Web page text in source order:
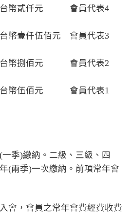
台幣貳仟元 會員代表4
幣壹仟伍佰元 會員代表3
台幣捌佰元 會員代表2
台幣伍佰元 會員代表1
季)繳納。二級、三級、四
(兩季)一次繳納。前項常年會
會，會員之常年會費經費收費